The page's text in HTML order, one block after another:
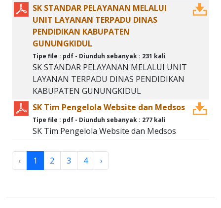
SK STANDAR PELAYANAN MELALUI
UNIT LAYANAN TERPADU DINAS
PENDIDIKAN KABUPATEN
GUNUNGKIDUL
Tipe file : pdf - Diunduh sebanyak : 231 kali
SK STANDAR PELAYANAN MELALUI UNIT
LAYANAN TERPADU DINAS PENDIDIKAN
KABUPATEN GUNUNGKIDUL
SK Tim Pengelola Website dan Medsos
Tipe file : pdf - Diunduh sebanyak : 277 kali
SK Tim Pengelola Website dan Medsos
‹ 1 2 3 4 ›